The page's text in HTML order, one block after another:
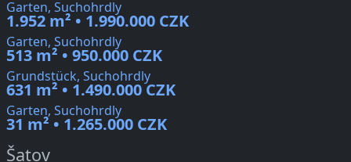
Garten, Suchohrdly
1.952 m² • 1.990.000 CZK
Garten, Suchohrdly
513 m² • 950.000 CZK
Grundstück, Suchohrdly
631 m² • 1.490.000 CZK
Garten, Suchohrdly
31 m² • 1.265.000 CZK
Šatov